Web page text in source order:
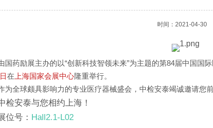
时间：2021-04-30
国药励展主办的以“创新科技智领未来”为主题的第84届中国国
在 上海国家会展中心隆重举行。
为全球颇具影响力的专业医疗器械盛会，中检安泰竭诚邀请您
检安泰与您相约上海！
位号： Hall2.1-L02